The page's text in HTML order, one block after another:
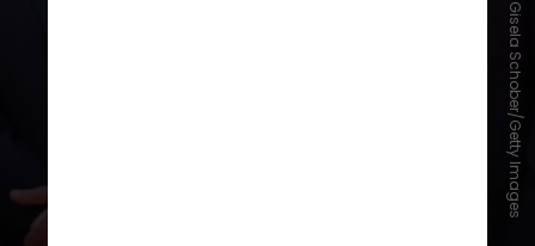
Gisela Schober/Getty Images